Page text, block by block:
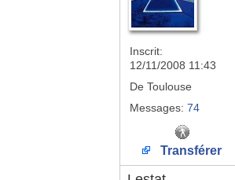
Inscrit:
12/11/2008 11:43
De Toulouse
Messages: 74
Transférer